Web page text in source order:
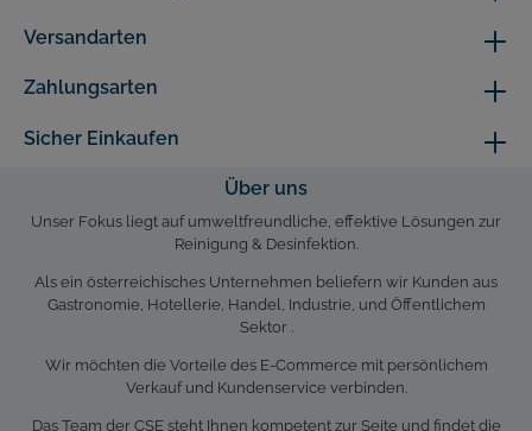
Versandarten
Zahlungsarten
Sicher Einkaufen
Über uns
Unser Fokus liegt auf umweltfreundliche, effektive Lösungen zur
Reinigung & Desinfektion.
Als ein österreichisches Unternehmen beliefern wir Kunden aus
Gastronomie, Hotellerie, Handel, Industrie, und Öffentlichem
Sektor .
Wir möchten die Vorteile des E-Commerce mit persönlichem
Verkauf und Kundenservice verbinden.
Das Team der CSE steht Ihnen kompetent zur Seite und findet die